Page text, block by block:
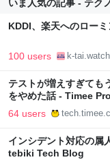
いま人気の記事 - テク
KDDI、楽天へのロー
100 users k-
テストが増えすぎても
をやめた話 - Timee
64 users
インシデント対応の属
tebiki Tech Blog